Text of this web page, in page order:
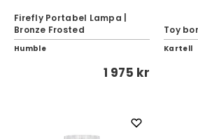
Firefly Portabel Lampa |
Bronze Frosted
Humble
1 975 kr
Toy
Kartell